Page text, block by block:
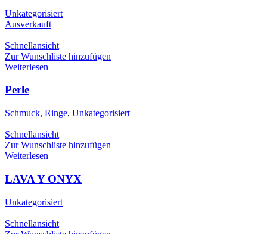
Unkategorisiert
Ausverkauft
Schnellansicht
Zur Wunschliste hinzufügen
Weiterlesen
Perle
Schmuck, Ringe, Unkategorisiert
Schnellansicht
Zur Wunschliste hinzufügen
Weiterlesen
LAVA Y ONYX
Unkategorisiert
Schnellansicht